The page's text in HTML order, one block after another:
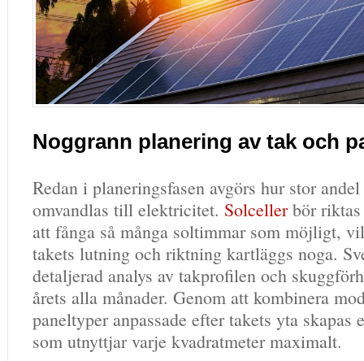
Noggrann planering av tak och
Redan i planeringsfasen avgörs hur stor
omvandlas till elektricitet. Solcellerbör
att fånga så många soltimmar som möjligt,
takets lutning och riktning kartläggs noga.
detaljerad analys av takprofilen och
årets alla månader. Genom att kombinera
paneltyper anpassade efter takets yta skapas
som utnyttjar varje kvadratmeter maximalt.